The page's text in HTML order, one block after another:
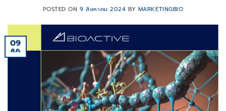
POSTED ON9 สิงหาคม 2024 BY MARKETINGBIO
09
ส.ค.